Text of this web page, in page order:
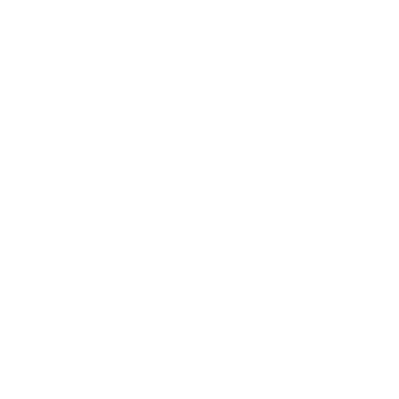
1726 BIC/SWIFT: NDEASESS